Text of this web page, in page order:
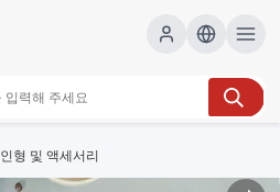
인형 및 액세서리